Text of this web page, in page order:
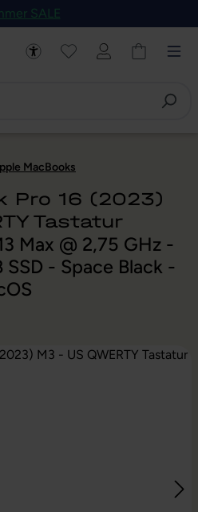
springen
SALE
MacBooks
Pro 16 (2023)
Tastatur
Max @ 2,75 GHz -
SSD - Space Black -